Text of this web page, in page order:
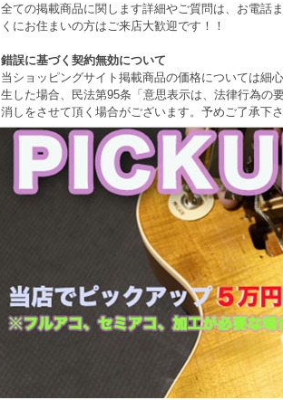
全ての掲載商品に関します詳細やご質問は、お電話
くにお住まいの方はご来店大歓迎です！！
錯誤に基づく契約無効について
当ショッピングサイト掲載商品の価格については細
生した場合、民法第95条「意思表示は、法律行為の
消しをさせて頂く場合がございます。予めご了承下さ